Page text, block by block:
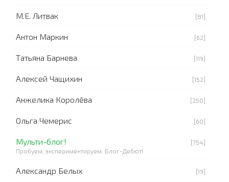
М.Е. Литвак [81]
Антон Маркин [62]
Татьяна Барнева [119]
Алексей Чащихин [152]
Анжелика Королёва [250]
Ольга Чемерис [60]
Мульти-блог!
[754]
Пробуем, экспериментируем. Блог-Дебют!
Александр Белых [19]